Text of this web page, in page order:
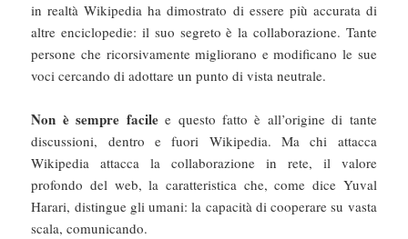
in realtà Wikipedia ha dimostrato di essere più accurata di
altre enciclopedie: il suo segreto è la collaborazione. Tante
persone che ricorsivamente migliorano e modificano le sue
voci cercando di adottare un punto di vista neutrale.
Non è sempre facilee questo fatto è all’origine di tante
discussioni, dentro e fuori Wikipedia. Ma chi attacca
Wikipedia attacca la collaborazione in rete, il valore
profondo del web, la caratteristica che, come dice Yuval
Harari, distingue gli umani: la capacità di cooperare su vasta
scala, comunicando.